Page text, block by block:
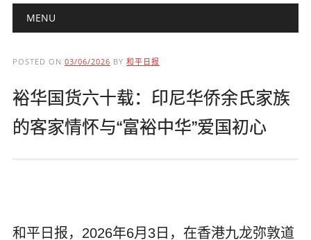
Main menu
MENU
POSTED ON 03/06/2026 BY 和平日报
裕华国货六十载：印尼华侨余氏家族
的客家情怀与“富裕中华”爱国初心
和平日报，2026年6月3日，在香港九龙弥敦道